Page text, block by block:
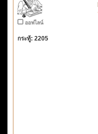
ออฟไลน์
กระทู้: 2205